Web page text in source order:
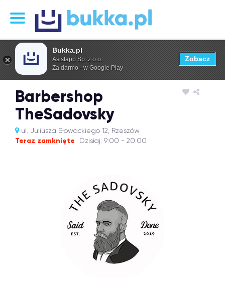
Barbershop
TheSadovsky
ul. Juliusza Słowackiego 12, Rzeszów
Teraz zamknięte Dzisiaj: 9:00 - 20:00
Bukka.pl
Asistapp Sp. z o.o.
Za darmo - w Google Play
Zobacz